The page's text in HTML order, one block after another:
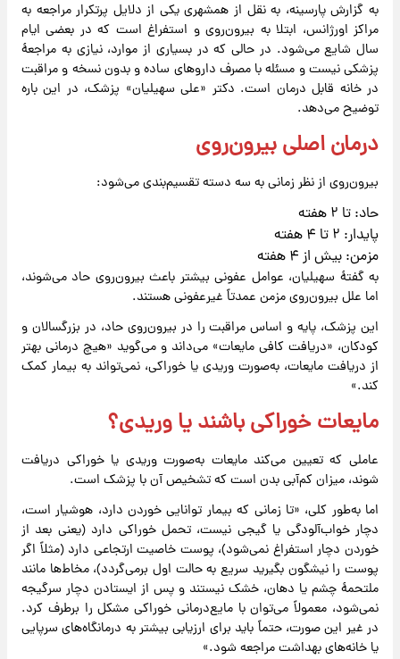
به گزارش پارسینه، به نقل از همشهری یکی از دلایل پرتکرار مراجعه به
مراکز اورژانس، ابتلا به بیرون‌روی و استفراغ است که در بعضی ایام
سال شایع می‌شود. در حالی که در بسیاری از موارد، نیازی به مراجعهٔ
پزشکی نیست و مسئله با مصرف داروهای ساده و بدون نسخه و مراقبت
در خانه قابل درمان است. دکتر «علی سهیلیان» پزشک، در این باره
توضیح می‌دهد.
درمان اصلی بیرون‌روی
بیرون‌روی از نظر زمانی به سه دسته تقسیم‌بندی می‌شود:
حاد: تا ۲ هفته
پایدار: ۲ تا ۴ هفته
مزمن: بیش از ۴ هفته
به گفتهٔ سهیلیان، عوامل عفونی بیشتر باعث بیرون‌روی حاد می‌شوند،
اما علل بیرون‌روی مزمن عمدتاً غیرعفونی هستند.
این پزشک، پایه و اساس مراقبت را در بیرون‌روی حاد، در بزرگسالان و
کودکان، «دریافت کافی مایعات» می‌داند و می‌گوید «هیچ درمانی بهتر
از دریافت مایعات، به‌صورت وریدی یا خوراکی، نمی‌تواند به بیمار کمک
کند.»
مایعات خوراکی باشند یا وریدی؟
عاملی که تعیین می‌کند مایعات به‌صورت وریدی یا خوراکی دریافت
شوند، میزان کم‌آبی بدن است که تشخیص آن با پزشک است.
اما به‌طور کلی، «تا زمانی که بیمار توانایی خوردن دارد، هوشیار است،
دچار خواب‌آلودگی یا گیجی نیست، تحمل خوراکی دارد (یعنی بعد از
خوردن دچار استفراغ نمی‌شود)، پوست خاصیت ارتجاعی دارد (مثلاً اگر
پوست را نیشگون بگیرید سریع به حالت اول برمی‌گردد)، مخاط‌ها مانند
ملتحمهٔ چشم یا دهان، خشک نیستند و پس از ایستادن دچار سرگیجه
نمی‌شود، معمولاً می‌توان با مایع‌درمانی خوراکی مشکل را برطرف کرد.
در غیر این صورت، حتماً باید برای ارزیابی بیشتر به درمانگاه‌های سرپایی
یا خانه‌های بهداشت مراجعه شود.»